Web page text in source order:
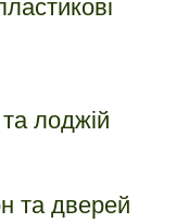
лоджій
та дверей